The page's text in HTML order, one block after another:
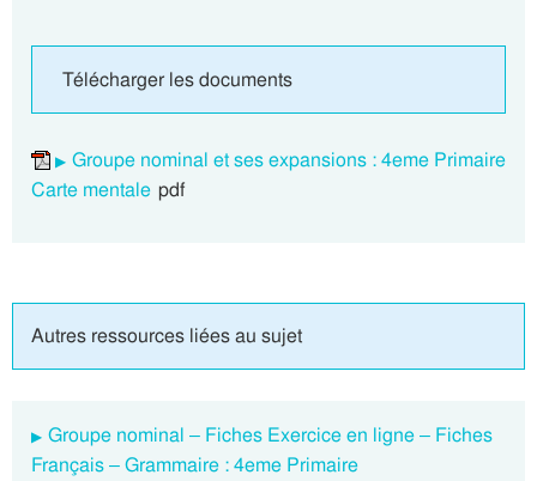
Télécharger les documents
Groupe nominal et ses expansions : 4eme Primaire
Carte mentale pdf
Autres ressources liées au sujet
Groupe nominal – Fiches Exercice en ligne – Fiches
Français – Grammaire : 4eme Primaire